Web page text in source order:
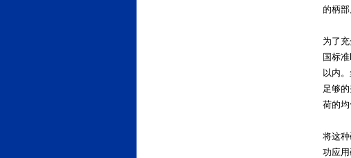
的柄
为了
国标
以内
足够
荷的均
将这
功应